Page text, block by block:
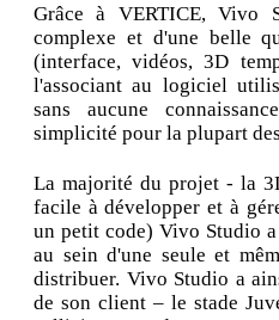
Grâce à VERTICE, Vivo
complexe et d'une belle
(interface, vidéos, 3D
l'associant au logiciel
sans aucune
simplicité pour la plupart
La majorité du projet - la
facile à développer et à
un petit code) Vivo Studio
au sein d'une seule et
distribuer. Vivo Studio a
de son client – le stade